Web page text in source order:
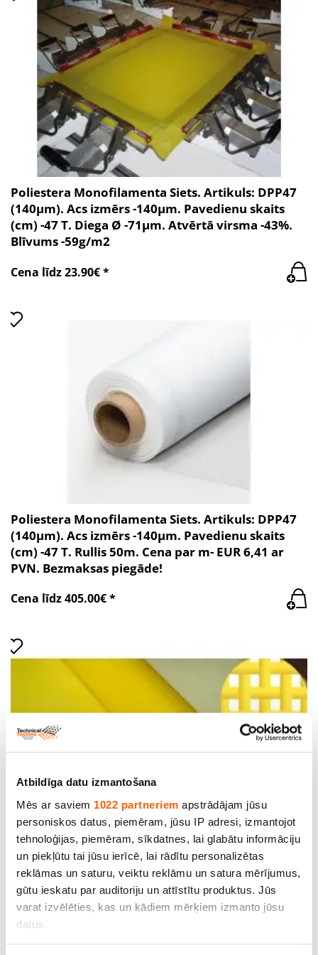
Atbildīga datu izmantošana
Mēs ar saviem 1022 partneriem apstrādājam jūsu
personiskos datus, piemēram, jūsu IP adresi, izmantojot
tehnoloģijas, piemēram, sīkdatnes, lai glabātu informāciju
un piekļūtu tai jūsu ierīcē, lai rādītu personalizētas
reklāmas un saturu, veiktu reklāmu un satura mērījumus,
gūtu ieskatu par auditoriju un attīstītu produktus. Jūs
varat izvēlēties, kas un kādiem mērķiem izmanto jūsu
datus.
Poliestera Monofilamenta Siets. Artikuls: DPP47
(140µm). Acs izmērs -140µm. Pavedienu skaits
(cm) -47 T. Diega Ø -71µm. Atvērtā virsma -43%.
Blīvums -59g/m2
Cena līdz 23.90€ *
Poliestera Monofilamenta Siets. Artikuls: DPP47
(140µm). Acs izmērs -140µm. Pavedienu skaits
(cm) -47 T. Rullis 50m. Cena par m- EUR 6,41 ar
PVN. Bezmaksas piegāde!
Cena līdz 405.00€ *
Poliestera Monofilamenta Siets. Artikuls: DPP53
(125µm). Acs izmērs -125µm. Pavedienu skaits
(cm) -53 T. Diega Ø -64µm. Atvērtā virsma -44%.
Blīvums -54g/m2
Cena līdz 25.00€ *